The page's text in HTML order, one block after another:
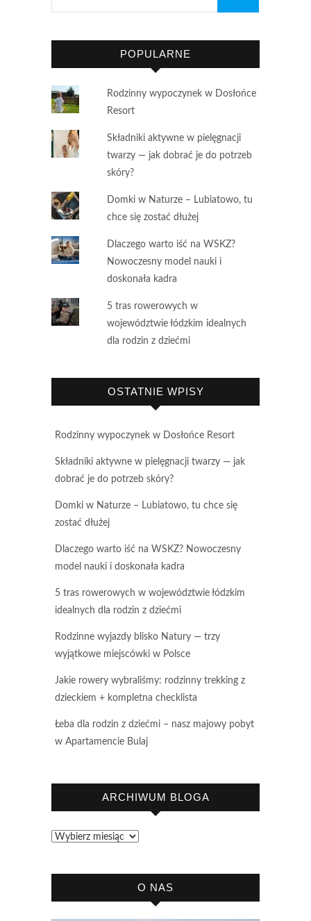
POPULARNE
Rodzinny wypoczynek w Dosłońce
Resort
Składniki aktywne w pielęgnacji
twarzy — jak dobrać je do potrzeb
skóry?
Domki w Naturze – Lubiatowo, tu
chce się zostać dłużej
Dlaczego warto iść na WSKZ?
Nowoczesny model nauki i
doskonała kadra
5 tras rowerowych w
województwie łódzkim idealnych
dla rodzin z dziećmi
OSTATNIE WPISY
Rodzinny wypoczynek w Dosłońce Resort
Składniki aktywne w pielęgnacji twarzy — jak
dobrać je do potrzeb skóry?
Domki w Naturze – Lubiatowo, tu chce się
zostać dłużej
Dlaczego warto iść na WSKZ? Nowoczesny
model nauki i doskonała kadra
5 tras rowerowych w województwie łódzkim
idealnych dla rodzin z dziećmi
Rodzinne wyjazdy blisko Natury — trzy
wyjątkowe miejscówki w Polsce
Jakie rowery wybraliśmy: rodzinny trekking z
dzieckiem + kompletna checklista
Łeba dla rodzin z dziećmi – nasz majowy pobyt
w Apartamencie Bulaj
ARCHIWUM BLOGA
Archiwum
O NAS